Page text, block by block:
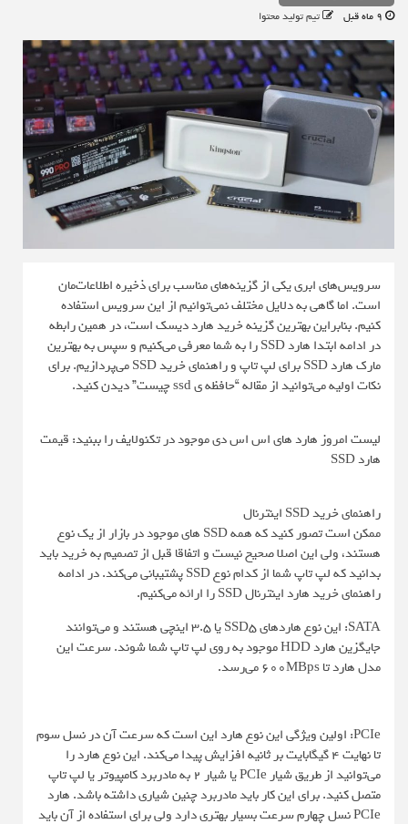
تیم تولید محتوا
سرویس‌های ابری یکی از گزینه‌های مناسب برای ذخیره اطلاعات‌مان
است. اما گاهی به دلایل مختلف نمی‌توانیم از این سرویس استفاده
کنیم. بنابراین بهترین گزینه خرید هارد دیسک است، در همین رابطه
در ادامه ابتدا هارد SSD را به شما معرفی می‌کنیم و سپس به بهترین
مارک هارد SSD برای لپ تاپ و راهنمای خرید SSD می‌پردازیم. برای
نکات اولیه می‌توانید از مقاله “حافظه ی ssd چیست” دیدن کنید.
لیست امروز هارد های اس اس دی موجود در تکنولایف را ببنید: قیمت
هارد SSD
راهنمای خرید SSD اینترنال
ممکن است تصور کنید که همه SSD های موجود در بازار از یک نوع
هستند، ولی این اصلا صحیح نیست و اتفاقا قبل از تصمیم به خرید باید
بدانید که لپ تاپ شما از کدام نوع SSD پشتیبانی می‌کند. در ادامه
راهنمای خرید هارد اینترنال SSD را ارائه می‌کنیم.
SATA: این نوع هاردهای SSD5 یا 3.5 اینچی هستند و می‌توانند
جایگزین هارد HDD موجود به روی لپ تاپ شما شوند. سرعت این
مدل هارد تا 600MBps می‌رسد.
PCIe: اولین ویژگی این نوع هارد این است که سرعت آن در نسل سوم
تا نهایت 4 گیگابایت بر ثانیه افزایش پیدا می‌کند. این نوع هارد را
می‌توانید از طریق شیار PCIe یا شیار 2 به مادربرد کامپیوتر یا لپ تاپ
متصل کنید. برای این کار باید مادربرد چنین شیاری داشته باشد. هارد
PCIe نسل چهارم سرعت بسیار بهتری دارد ولی برای استفاده از آن باید